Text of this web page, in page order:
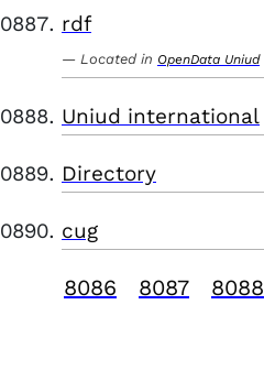
rdf
Located in OpenData Uniud
Uniud international
Directory
cug
8086 8087 8088